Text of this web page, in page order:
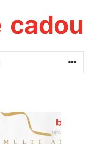
cadou